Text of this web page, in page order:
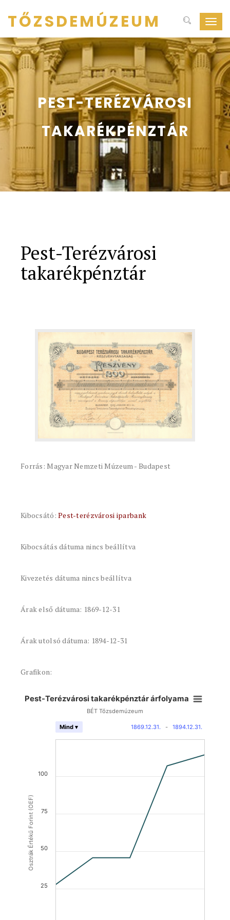
ki-
be
TŐZSDEMÚZEUM
PEST-TERÉZVÁROSI
TAKARÉKPÉNZTÁR
Pest-Terézvárosi
takarékpénztár
Forrás: Magyar Nemzeti Múzeum - Budapest
Kibocsátó:Pest-terézvárosi iparbank
Kibocsátás dátuma nincs beállítva
Kivezetés dátuma nincs beállítva
Árak első dátuma: 1869-12-31
Árak utolsó dátuma: 1894-12-31
Grafikon:
Osztrák Értékű Forint (OEF)
Pest-Terézvárosi takarékpénztár árfolyama
BÉT Tőzsdemúzeum
1869.12.31. - 1894.12.31.
Mind ▾
25
50
75
100